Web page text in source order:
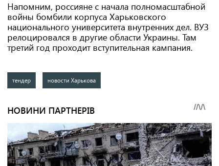
Напомним, россияне с начала полномасштабной
войны бомбили корпуса Харьковского
национального университета внутренних дел. ВУЗ
релоцировался в другие области Украины. Там
третий год проходит вступительная кампания.
тендер новости Харькова